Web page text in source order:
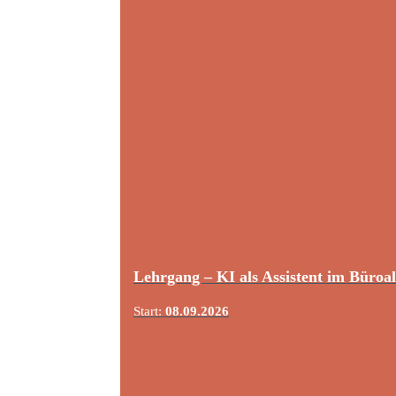
Lehrgang – KI als Assistent im
Start: 08.09.2026